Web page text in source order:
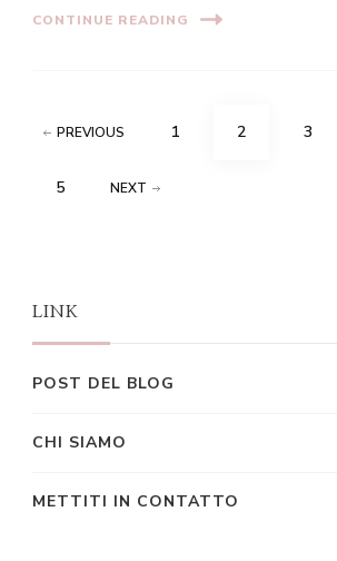
CONTINUE READING
Posts
PREVIOUS PAGE
1 PAGE
2 PAGE
3
PAGE
5 NEXT
LINK
POST DEL BLOG
CHI SIAMO
METTITI IN CONTATTO